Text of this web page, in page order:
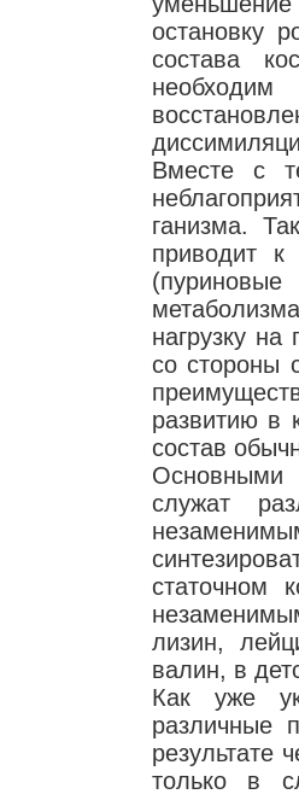
остановку
состава
Вместе с
ганизма.
приводит к
(пуриновые
нагрузку
со стороны
развитию в
состав
Основными
служат
статочном
лизин,
валин, в
Как уже
различные
результате
только в